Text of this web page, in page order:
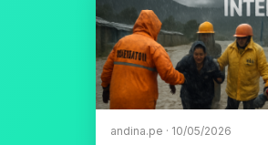
andina.pe · 10/05/2026